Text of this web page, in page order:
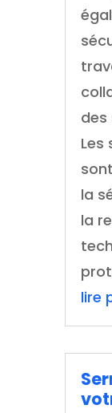
des
Les
la
la
lire